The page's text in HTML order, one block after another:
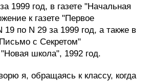
1999 год, в газете "Начальная
к газете "Первое
19 по N 29 за 1999 год, а также в
с Секретом"
школа", 1992 год.
я, обращаясь к классу, когда